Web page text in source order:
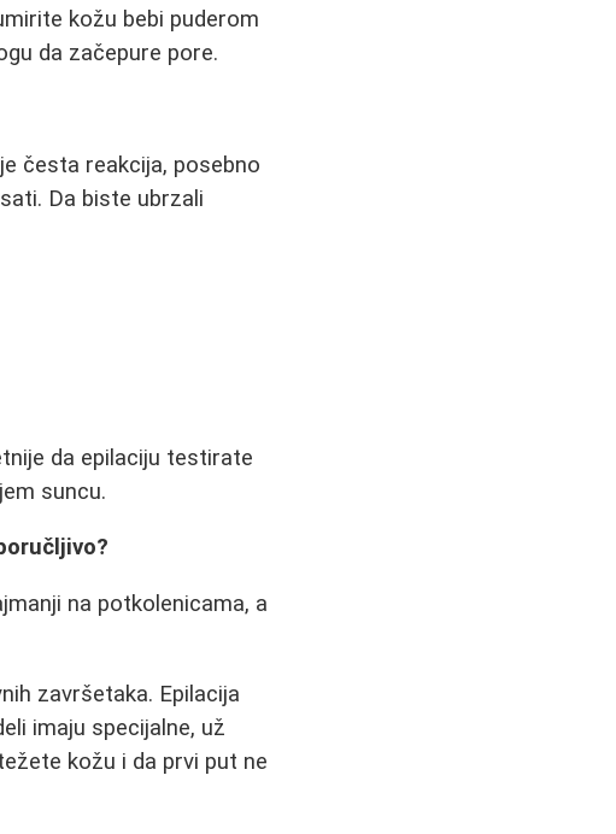
kožu bebi puderom
da začepure pore.
česta reakcija, posebno
Da biste ubrzali
da epilaciju testirate
suncu.
na potkolenicama, a
završetaka. Epilacija
imaju specijalne, už
kožu i da prvi put ne